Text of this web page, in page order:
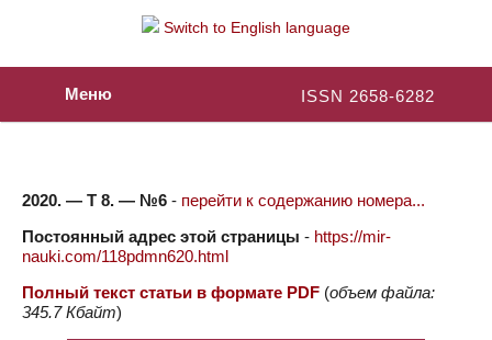
Switch to English language
ISSN 2658-6282
Меню
2020. — Т 8. — №6 - перейти к содержанию номера...
Постоянный адрес этой страницы - https://mir-
nauki.com/118pdmn620.html
Полный текст статьи в формате PDF (объем файла:
345.7 Кбайт)